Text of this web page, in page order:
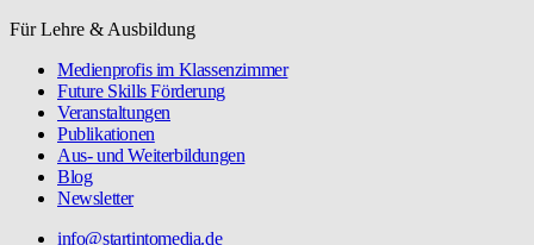
Für Lehre & Ausbildung
Medienprofis im Klassenzimmer
Future Skills Förderung
Veranstaltungen
Publikationen
Aus- und Weiterbildungen
Blog
Newsletter
info@startintomedia.de